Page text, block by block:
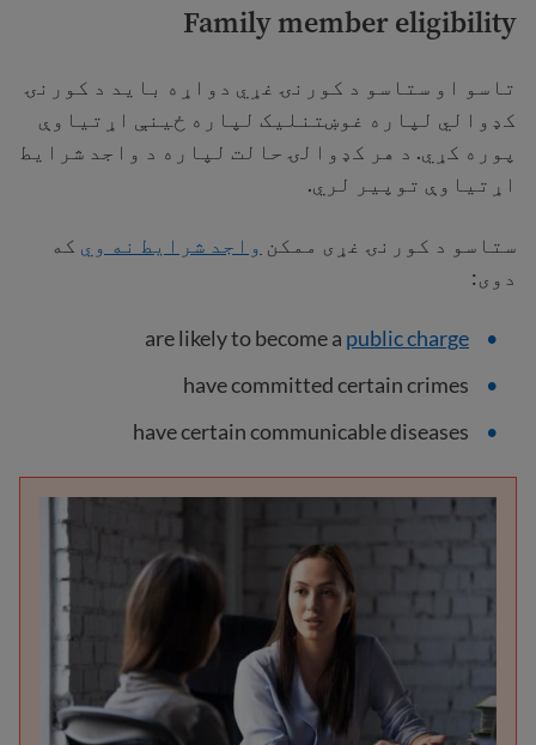
Family member eligibility
تاسو او ستاسو د کورنۍ غړي دواړه باید د کورنۍ
کډوالي لپاره غوښتنلیک لپاره ځینې اړتیاوې
پوره کړي. د هر کډوالۍ حالت لپاره د واجد شرایط
اړتیاوې توپیر لري.
ستاسو د کورنۍ غړی ممکن واجد شرایط نه وي که
دوی:
are likely to become a public charge
have committed certain crimes
have certain communicable diseases